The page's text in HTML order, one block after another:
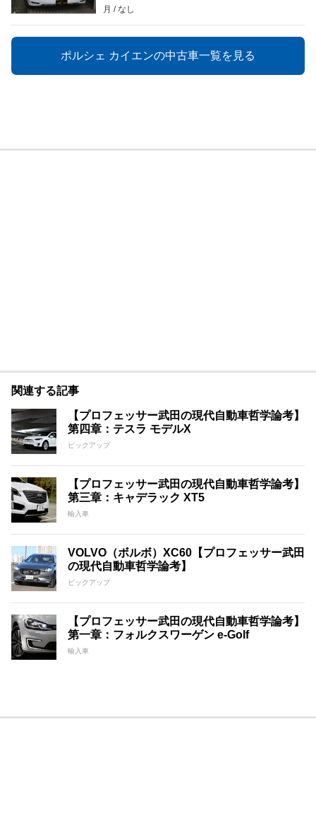
月
なし
ポルシェ カイエンの中古車一覧を見る
関連する記事
【プロフェッサー武田の現代自動車哲学論考】
第四章：テスラ モデルX
ピックアップ
【プロフェッサー武田の現代自動車哲学論考】
第三章：キャデラック XT5
輸入車
VOLVO（ボルボ）XC60【プロフェッサー武田
の現代自動車哲学論考】
ピックアップ
【プロフェッサー武田の現代自動車哲学論考】
第一章：フォルクスワーゲン e-Golf
輸入車